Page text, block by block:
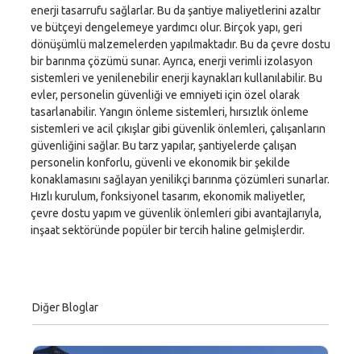
enerji tasarrufu sağlarlar. Bu da şantiye maliyetlerini azaltır
ve bütçeyi dengelemeye yardımcı olur. Birçok yapı, geri
dönüşümlü malzemelerden yapılmaktadır. Bu da çevre dostu
bir barınma çözümü sunar. Ayrıca, enerji verimli izolasyon
sistemleri ve yenilenebilir enerji kaynakları kullanılabilir. Bu
evler, personelin güvenliği ve emniyeti için özel olarak
tasarlanabilir. Yangın önleme sistemleri, hırsızlık önleme
sistemleri ve acil çıkışlar gibi güvenlik önlemleri, çalışanların
güvenliğini sağlar. Bu tarz yapılar, şantiyelerde çalışan
personelin konforlu, güvenli ve ekonomik bir şekilde
konaklamasını sağlayan yenilikçi barınma çözümleri sunarlar.
Hızlı kurulum, fonksiyonel tasarım, ekonomik maliyetler,
çevre dostu yapım ve güvenlik önlemleri gibi avantajlarıyla,
inşaat sektöründe popüler bir tercih haline gelmişlerdir.
Diğer Bloglar